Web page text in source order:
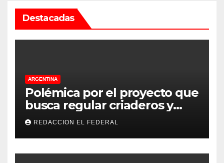
Destacadas
ARGENTINA
Polémica por el proyecto que
busca regular criaderos y
refugios de perros y gatos:
denuncian excesos, mientras
proteccionistas reclaman
controles más duros
REDACCION EL FEDERAL